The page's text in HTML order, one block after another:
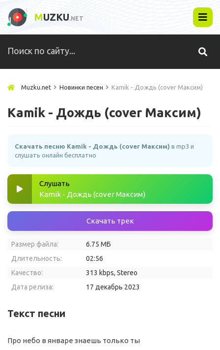
MUZKU.NET
Muzku.net Новинки песен Kamik - Дождь (cover Максим)
Kamik - Дождь (cover Максим)
Скачать песню Kamik - Дождь (cover Максим) в mp3 и
слушать онлайн бесплатно
Слушать
Kamik - Дождь (cover Максим)
Скачать трек
Размер файла:
6.75 МБ
Длительность:
02:56
Качество:
313 kbps, Stereo
Дата релиза:
17 декабрь 2023
Текст песни
Про небо в январе знаешь только ты